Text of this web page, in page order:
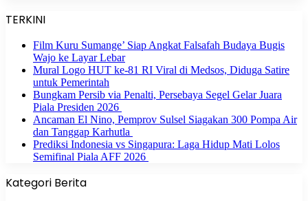
TERKINI
Film Kuru Sumange’ Siap Angkat Falsafah Budaya Bugis
Wajo ke Layar Lebar
Mural Logo HUT ke-81 RI Viral di Medsos, Diduga Satire
untuk Pemerintah
Bungkam Persib via Penalti, Persebaya Segel Gelar Juara
Piala Presiden 2026
Ancaman El Nino, Pemprov Sulsel Siagakan 300 Pompa Air
dan Tanggap Karhutla
Prediksi Indonesia vs Singapura: Laga Hidup Mati Lolos
Semifinal Piala AFF 2026
Kategori Berita